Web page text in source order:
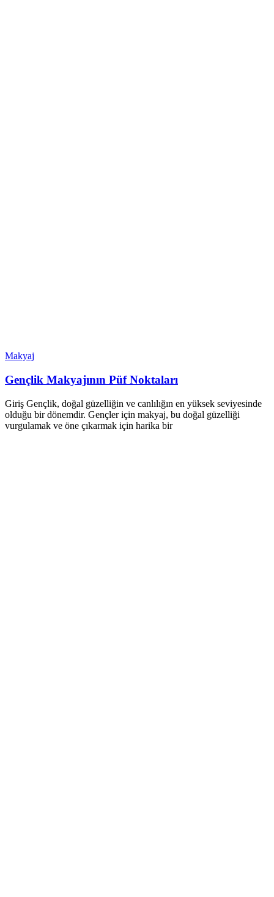
Makyaj
Gençlik Makyajının Püf Noktaları
Giriş Gençlik, doğal güzelliğin ve canlılığın en yüksek seviyesinde
olduğu bir dönemdir. Gençler için makyaj, bu doğal güzelliği
vurgulamak ve öne çıkarmak için harika bir